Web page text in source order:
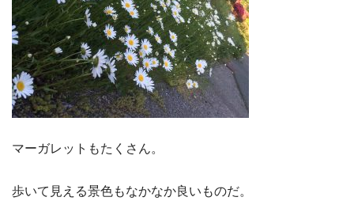
マーガレットもたくさん。
歩いて見える景色もなかなか良いものだ。